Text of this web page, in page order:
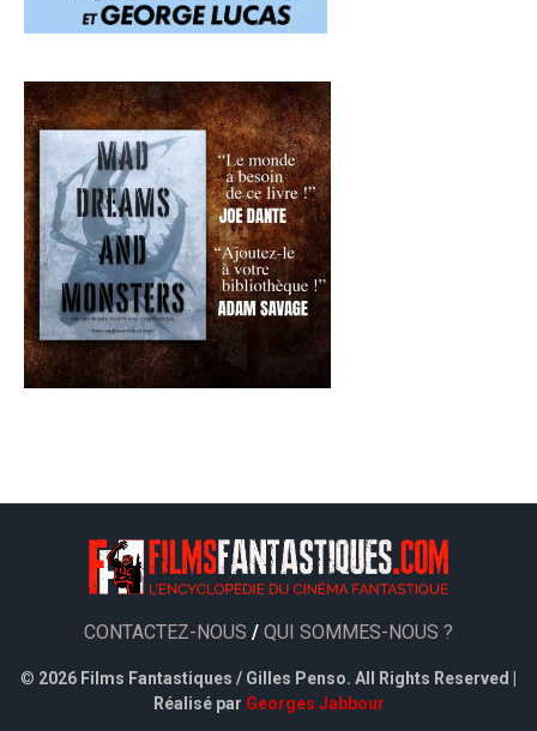
CONTACTEZ-NOUS / QUI SOMMES-NOUS ?
© 2026 Films Fantastiques / Gilles Penso. All Rights Reserved |
Réalisé par Georges Jabbour